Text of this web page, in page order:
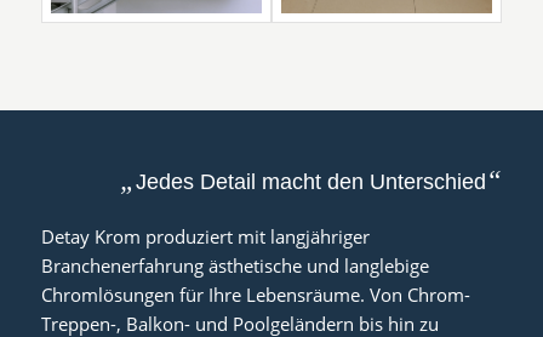
„Jedes Detail macht den Unterschied “
Detay Krom produziert mit langjähriger
Branchenerfahrung ästhetische und langlebige
Chromlösungen für Ihre Lebensräume. Von Chrom-
Treppen-, Balkon- und Poolgeländern bis hin zu